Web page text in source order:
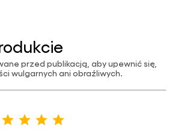
przed publikacją, aby upewnić się,
wulgarnych ani obraźliwych.